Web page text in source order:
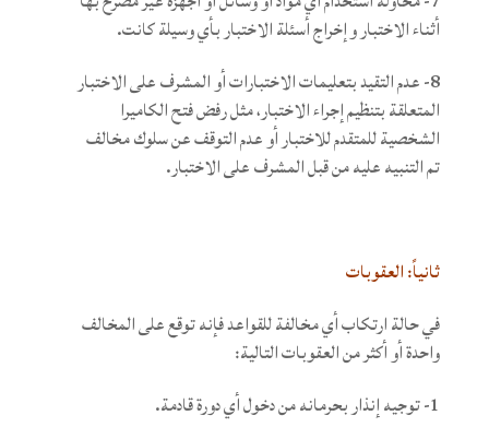
أثناء الاختبار وإخراج أسئلة الاختبار بأي وسيلة كانت.
8- عدم التقيد بتعليمات الاختبارات أو المشرف على الاختبار
المتعلقة بتنظيم إجراء الاختبار، مثل رفض فتح الكاميرا
الشخصية للمتقدم للاختبار أو عدم التوقف عن سلوك مخالف
تم التنبيه عليه من قبل المشرف على الاختبار.
ثانياً: العقوبات
في حالة ارتكاب أي مخالفة للقواعد فإنه توقع على المخالف
واحدة أو أكثر من العقوبات التالية:
1- توجيه إنذار بحرمانه من دخول أي دورة قادمة.